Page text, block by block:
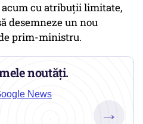
cu atribuții limitate,
desemneze un nou
prim-ministru.
noutăți.
News
→